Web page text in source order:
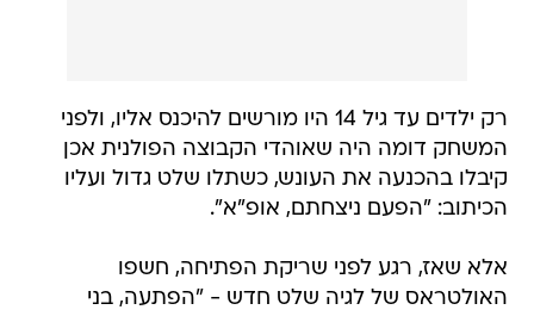
רק ילדים עד גיל 14 היו מורשים להיכנס אליו, ולפני
המשחק דומה היה שאוהדי הקבוצה הפולנית אכן
קיבלו בהכנעה את העונש, כשתלו שלט גדול ועליו
הכיתוב: "הפעם ניצחתם, אופ"א".
אלא שאז, רגע לפני שריקת הפתיחה, חשפו
האולטראס של לגיה שלט חדש - "הפתעה, בני